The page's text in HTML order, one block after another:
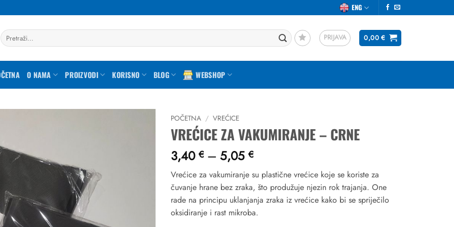
ENG
Pretraži: PRIJAVA 0,00€
O NAMA PROIZVODI KORISNO BLOG WEBSHOP
POČETNA / VREĆICE
VREĆICE ZA VAKUMIRANJE – CRNE
3,40 € – 5,05 €Raspon
cijena:
od
3,40 €
do
5,05 €
Vrećice za vakumiranje su plastične vrećice koje se koriste za
čuvanje hrane bez zraka, što produžuje njezin rok trajanja. One
rade na principu uklanjanja zraka iz vrećice kako bi se spriječilo
oksidiranje i rast mikroba.